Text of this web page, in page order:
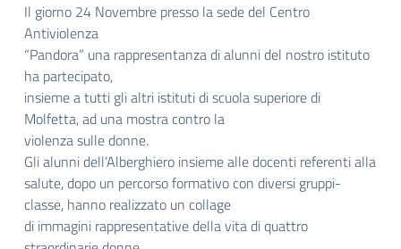
Il giorno 24 Novembre presso la sede del Centro
Antiviolenza
“Pandora” una rappresentanza di alunni del nostro istituto
ha partecipato,
insieme a tutti gli altri istituti di scuola superiore di
Molfetta, ad una mostra contro la
violenza sulle donne.
Gli alunni dell’Alberghiero insieme alle docenti referenti alla
salute, dopo un percorso formativo con diversi gruppi-
classe, hanno realizzato un collage
di immagini rappresentative della vita di quattro